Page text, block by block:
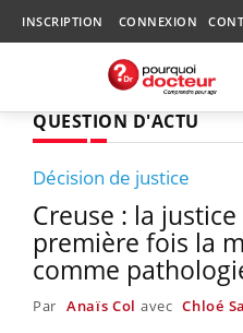
INSCRIPTION CONNEXION
QUESTION D'ACTU
Décision de justice
Creuse : la
première fois la
comme
Par Anaïs Col avec Chloé